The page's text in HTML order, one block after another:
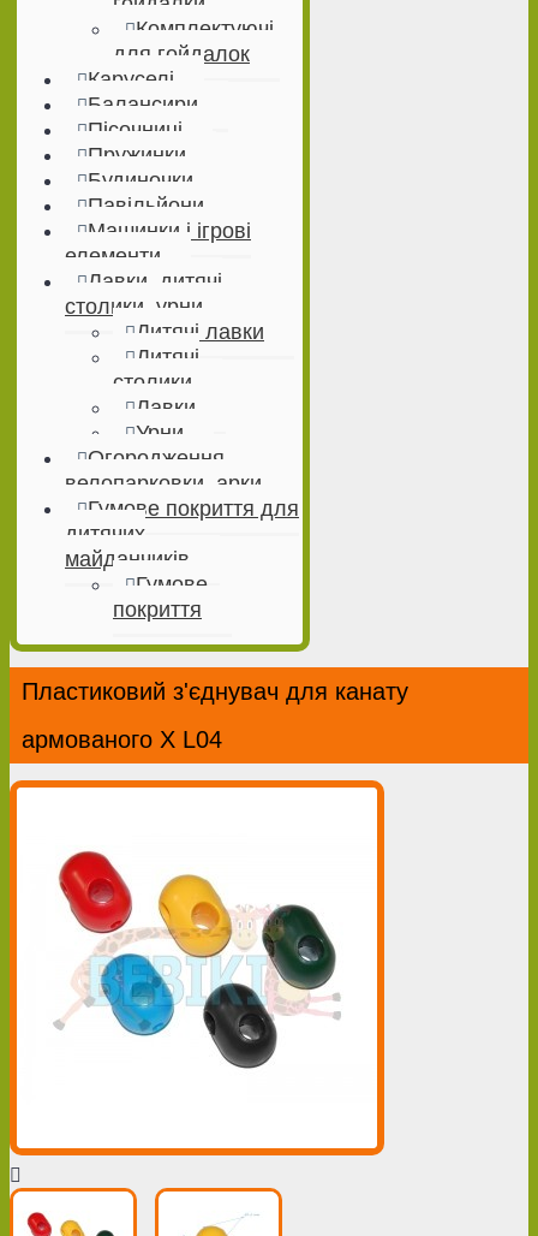
Комплектуючі
для гойдалок
Каруселі
Балансири
Пісочниці
Пружинки
Будиночки
Павільйони
Машинки і ігрові
елементи
Лавки, дитячі
столики, урни
Дитячі лавки
Дитячі
столики
Лавки
Урни
Огородження,
велопарковки, арки
Гумове покриття для
дитячих
майданчиків
Гумове
покриття
Пластиковий з'єднувач для канату
армованого Х L04